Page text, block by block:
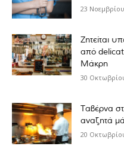
23
Ζητείται
από
Μάκρη
30
Ταβέρνα
αναζητά
20